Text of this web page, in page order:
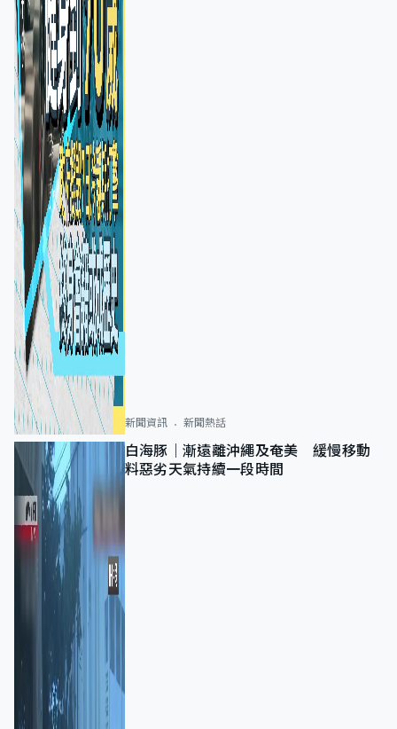
新聞資訊 新聞熱話
白海豚｜漸遠離沖繩及奄美 緩慢移動
料惡劣天氣持續一段時間